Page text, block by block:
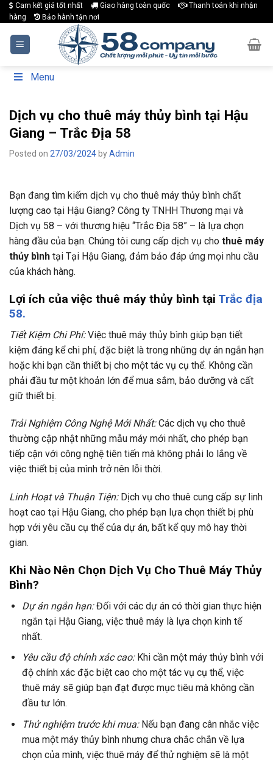
Skip
to
content
Cam kết giá tốt nhất Giao hàng toàn quốc
Thanh toán khi nhận
hàng
Bảo hành tận nơi
Menu
Dịch vụ cho thuê máy thủy bình tại Hậu
Giang – Trắc Địa 58
Posted on 27/03/2024 byAdmin
Bạn đang tìm kiếm dịch vụ cho thuê máy thủy bình chất
lượng cao tại Hậu Giang? Công ty TNHH Thương mại và
Dịch vụ 58 – với thương hiệu “Trắc Địa 58” – là lựa chọn
hàng đầu của bạn. Chúng tôi cung cấp dịch vụ cho thuê máy
thủy bình tại Tại Hậu Giang, đảm bảo đáp ứng mọi nhu cầu
của khách hàng.
Lợi ích của việc thuê máy thủy bình tại Trắc địa
58.
Tiết Kiệm Chi Phí:Việc thuê máy thủy bình giúp bạn tiết
kiệm đáng kể chi phí, đặc biệt là trong những dự án ngắn hạn
hoặc khi bạn cần thiết bị cho một tác vụ cụ thể. Không cần
phải đầu tư một khoản lớn để mua sắm, bảo dưỡng và cất
giữ thiết bị.
Trải Nghiệm Công Nghệ Mới Nhất:Các dịch vụ cho thuê
thường cập nhật những mẫu máy mới nhất, cho phép bạn
tiếp cận với công nghệ tiên tiến mà không phải lo lắng về
việc thiết bị của mình trở nên lỗi thời.
Linh Hoạt và Thuận Tiện: Dịch vụ cho thuê cung cấp sự linh
hoạt cao tại Hậu Giang, cho phép bạn lựa chọn thiết bị phù
hợp với yêu cầu cụ thể của dự án, bất kể quy mô hay thời
gian.
Khi Nào Nên Chọn Dịch Vụ Cho Thuê Máy Thủy
Bình?
Dự án ngắn hạn:Đối với các dự án có thời gian thực hiện
ngắn tại Hậu Giang, việc thuê máy là lựa chọn kinh tế
nhất.
Yêu cầu độ chính xác cao: Khi cần một máy thủy bình với
độ chính xác đặc biệt cao cho một tác vụ cụ thể, việc
thuê máy sẽ giúp bạn đạt được mục tiêu mà không cần
đầu tư lớn.
Thử nghiệm trước khi mua:Nếu bạn đang cân nhắc việc
mua một máy thủy bình nhưng chưa chắc chắn về lựa
chọn của mình, việc thuê máy để thử nghiệm sẽ là một